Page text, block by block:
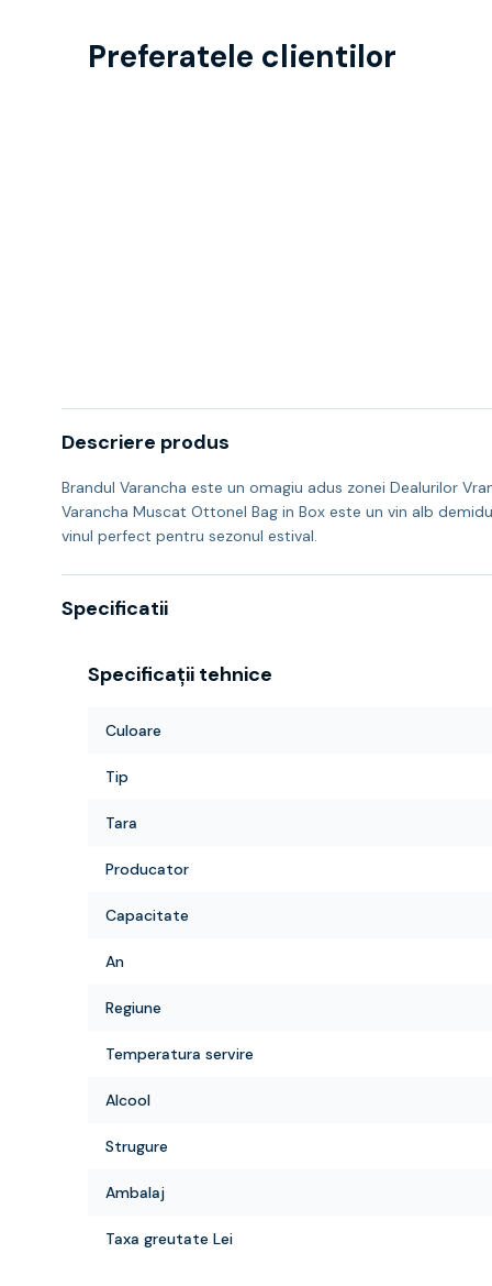
Preferatele clientilor
Descriere produs
Brandul Varancha este un omagiu adus zonei Dealurilor
Varancha Muscat Ottonel Bag in Box este un vin alb
vinul perfect pentru sezonul estival.
Specificatii
Specificații tehnice
Culoare
Tip
Tara
Producator
Capacitate
An
Regiune
Temperatura servire
Alcool
Strugure
Ambalaj
Taxa greutate Lei